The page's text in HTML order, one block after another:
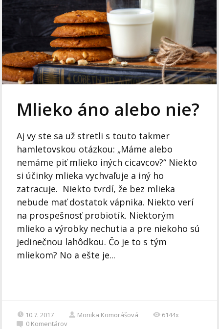
Mlieko áno alebo nie?
Aj vy ste sa už stretli s touto takmer
hamletovskou otázkou: „Máme alebo
nemáme piť mlieko iných cicavcov?“ Niekto
si účinky mlieka vychvaľuje a iný ho
zatracuje. Niekto tvrdí, že bez mlieka
nebude mať dostatok vápnika. Niekto verí
na prospešnosť probiotík. Niektorým
mlieko a výrobky nechutia a pre niekoho sú
jedinečnou lahôdkou. Čo je to s tým
mliekom? No a ešte je...
10.7. 2017 Monika Komorášová
6144x
0 Komentárov